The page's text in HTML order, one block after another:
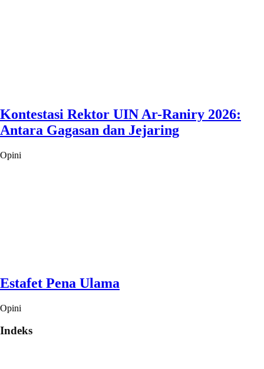
Kontestasi Rektor UIN Ar-Raniry 2026:
Antara Gagasan dan Jejaring
Opini
Estafet Pena Ulama
Opini
Indeks